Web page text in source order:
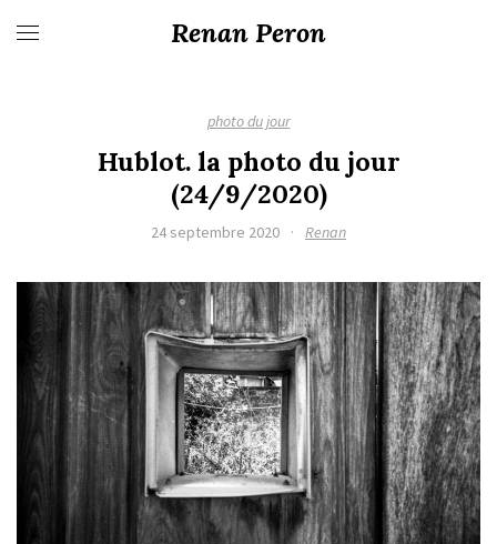
Renan Peron
photo du jour
Hublot. la photo du jour
(24/9/2020)
24 septembre 2020 · Renan